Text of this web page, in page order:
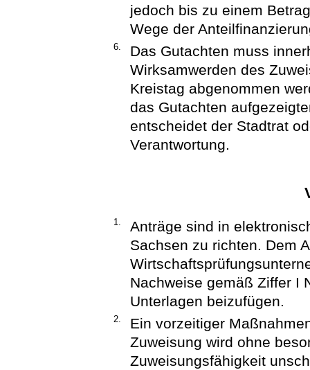
jedoch bis zu einem
Wege der
6.
Das Gutachten muss
Wirksamwerden des
Kreistag abgenommen
das Gutachten
entscheidet der Stadtrat
Verantwortung.
1.
Anträge sind in
Sachsen zu richten. Dem
Nachweise gemäß Ziffer I
Unterlagen beizufügen.
2.
Ein vorzeitiger
Zuweisung wird ohne
Zuweisungsfähigkeit